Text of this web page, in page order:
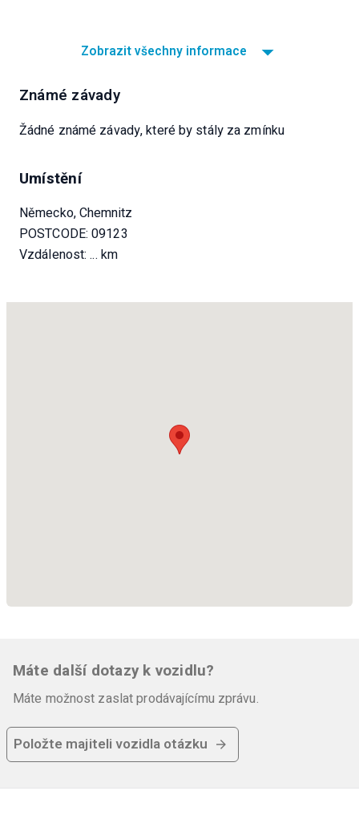
Zobrazit všechny informace
Známé závady
Žádné známé závady, které by stály za zmínku
Umístění
Německo, Chemnitz
POSTCODE: 09123
Vzdálenost:... km
Máte další dotazy k vozidlu?
Máte možnost zaslat prodávajícímu zprávu.
Položte majiteli vozidla otázku